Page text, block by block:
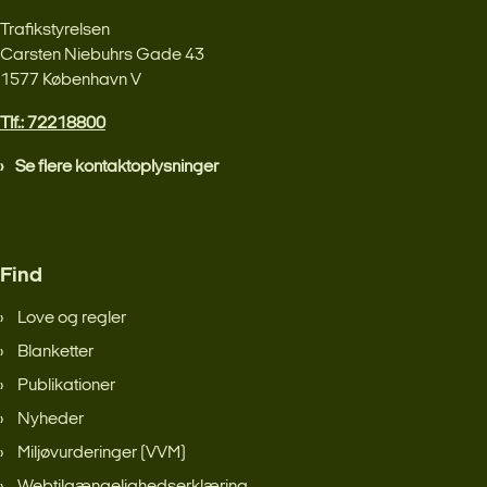
Trafikstyrelsen
Carsten Niebuhrs Gade 43
1577 København V
Tlf.: 72218800
Se flere kontaktoplysninger
Find
Love og regler
Blanketter
Publikationer
Nyheder
Miljøvurderinger (VVM)